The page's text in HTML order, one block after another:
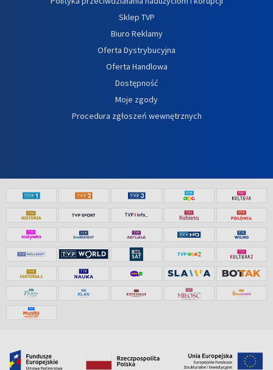
Sklep TVP
Biuro Reklamy
Oferta Dystrybucyjna
Oferta Handlowa
Dostępność
Moje zgody
Procedura zgłoszeń wewnętrznych